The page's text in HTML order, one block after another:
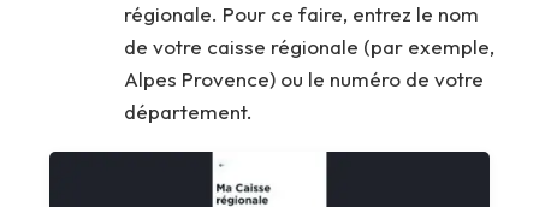
régionale. Pour ce faire, entrez le nom
de votre caisse régionale (par exemple,
Alpes Provence) ou le numéro de votre
département.